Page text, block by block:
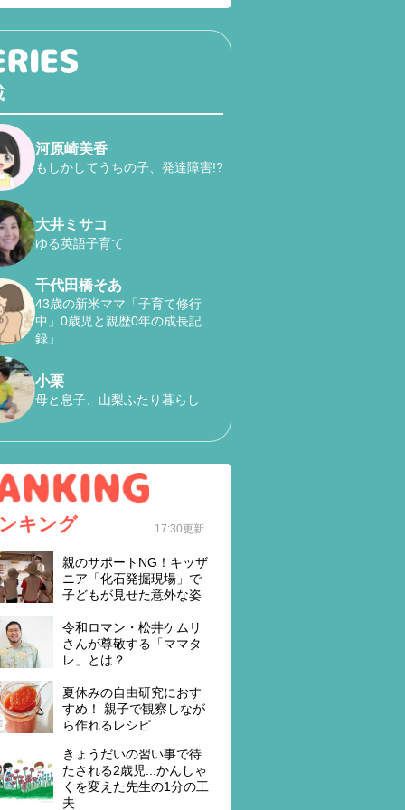
河原崎美香
もしかしてうちの子、発達障害!?
大井ミサコ
ゆる英語子育て
千代田橋そあ
43歳の新米ママ「子育て修行
中」0歳児と親歴0年の成長記
録」
小栗
母と息子、山梨ふたり暮らし
キング 17:30更新
親のサポートNG！キッザ
ニア「化石発掘現場」で
子どもが見せた意外な姿
令和ロマン・松井ケムリ
さんが尊敬する「ママタ
レ」とは？
夏休みの自由研究におす
すめ！ 親子で観察しなが
ら作れるレシピ
きょうだいの習い事で待
たされる2歳児...かんしゃ
くを変えた先生の1分の工
夫